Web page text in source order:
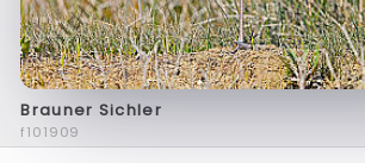
Brauner Sichler
f101909